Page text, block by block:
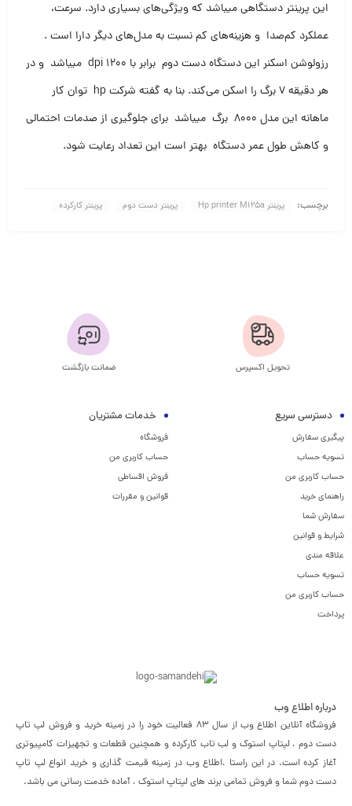
این پرینتر دستگاهی میباشد که ویژگی‌های بسیاری دارد. سرعت،
عملکرد کم‌صدا و هزینه‌های کم نسبت به مدل‌های دیگر دارا است .
رزولوشن اسکنر این دستگاه دست دوم برابر با ۱۲۰۰ dpi میباشد و در
هر دقیقه ۷ برگ را اسکن می‌کند. بنا به گفته شرکت hp توان کار
ماهانه این مدل ۸۰۰۰ برگ میباشد برای جلوگیری از صدمات احتمالی
و کاهش طول عمر دستگاه بهتر است این تعداد رعایت شود.
برچسب: پرینتر Hp printer M125a پرینتر دست دوم پرینتر کارکرده
تحویل اکسپرس ضمانت بازگشت
دسترسی سریع
پیگیری سفارش
تسویه حساب
حساب کاربری من
راهنمای خرید
سفارش شما
شرایط و قوانین
علاقه مندی
تسویه حساب
حساب کاربری من
پرداخت
خدمات مشتریان
فروشگاه
حساب کاربری من
فروش اقساطی
قوانین و مقررات
درباره اطلاع وب
فروشگاه آنلاین اطلاع وب از سال 83 فعالیت خود را در زمینه خرید و فروش لپ تاپ
دست دوم ، لپتاپ استوک و لب تاب کارکرده و همچنین قطعات و تجهیزات کامپیوتری
آغاز کرده است. در این راستا ،‌اطلاع وب در زمینه قیمت گذاری و خرید انواع لپ تاپ
دست دوم شما و فروش تمامی برند های لپتاپ استوک ، آماده خدمت رسانی می باشد.